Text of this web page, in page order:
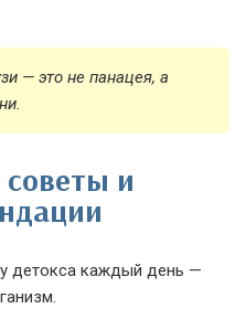
— это не панацея, а
и
детокса каждый день —